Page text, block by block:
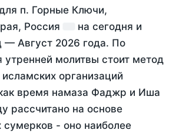
п. Горные Ключи,
Россия
на сегодня и
— Август 2026 года. По
молитвы стоит метод
организаций
время намаза Фаджр и Иша
рассчитано на основе
сумерков - оно наиболее